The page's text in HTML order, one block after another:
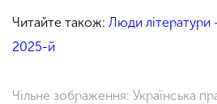
Читайте також: Люди літератури
2025-й
Чільне зображення: Українська